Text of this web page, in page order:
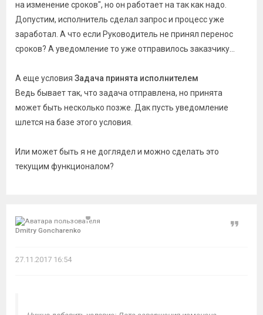
на изменение сроков", но он работает на так как надо.
Допустим, исполнитель сделал запрос и процесс уже
заработал. А что если Руководитель не принял перенос
сроков? А уведомление то уже отправилось заказчику...
А еще условия Задача принята исполнителем
Ведь бывает так, что задача отправлена, но принята
может быть несколько позже. Дак пусть уведомление
шлется на базе этого условия.
Или может быть я не доглядел и можно сделать это
текущим функционалом?
Dmitry Goncharenko
Цитата
27.11.2017 16:54